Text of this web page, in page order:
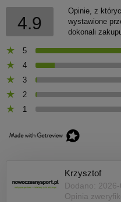
4.9
Opinie, z
wystawione
dokonali
5
4
3
2
1
Krzysztof
Dodano:
Opinia